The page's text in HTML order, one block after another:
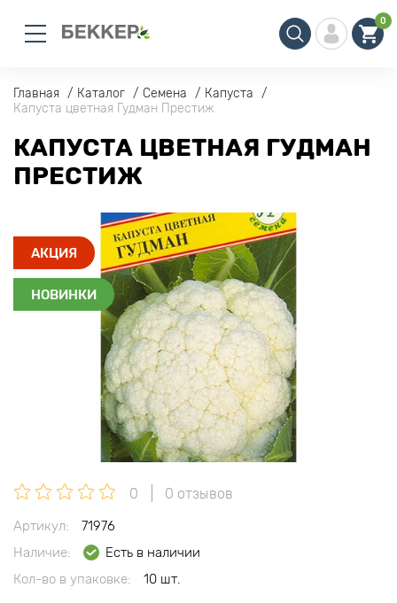
0
Главная Каталог Семена
Капуста
Капуста цветная Гудман Престиж
КАПУСТА ЦВЕТНАЯ ГУДМАН
ПРЕСТИЖ
АКЦИЯ
НОВИНКИ
0 0 отзывов
Артикул:
71976
Наличие:
Есть в наличии
Кол-во в упаковке:
10 шт.